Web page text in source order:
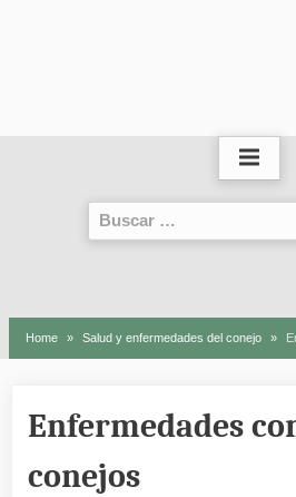
Buscar:
Home Salud y enfermedades del conejo
Enfermedades
conejos